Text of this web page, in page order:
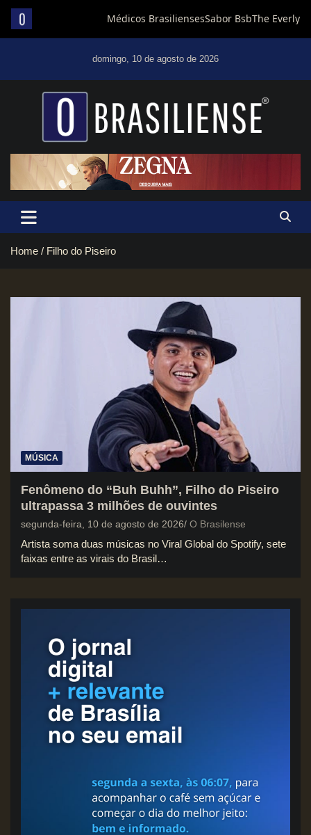
domingo, 10 de agosto de 2026
Um diário de notícias que trabalha por Brasília
Home Filho do Piseiro
MÚSICA
Fenômeno do “Buh Buhh”, Filho do Piseiro
ultrapassa 3 milhões de ouvintes
segunda-feira, 10 de agosto de 2026 O Brasilense
Artista soma duas músicas no Viral Global do Spotify, sete
faixas entre as virais do Brasil…